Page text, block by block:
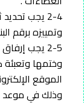
2-4 يجب
وتمييزه برقم
2-5 يجب
وختمها
الموقع
وذلك في موعد